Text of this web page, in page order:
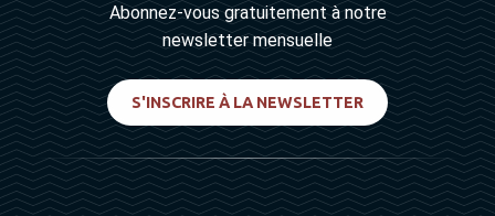
Abonnez-vous gratuitement à notre
newsletter mensuelle
S'INSCRIRE À LA NEWSLETTER